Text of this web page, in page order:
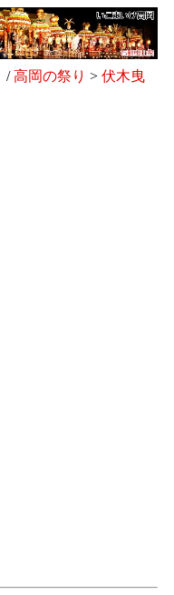
/高岡の祭り > 伏木曳